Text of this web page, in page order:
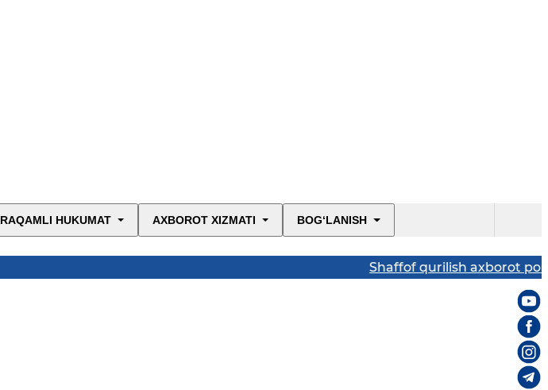
RAQAMLI HUKUMAT AXBOROT XIZMATI BOG‘LANISH
Shaffof qurilish axborot portali